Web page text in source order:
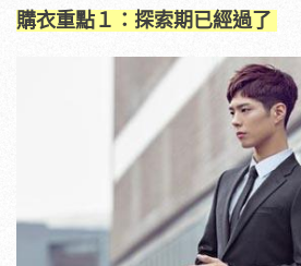
購衣重點１：探索期已經過了